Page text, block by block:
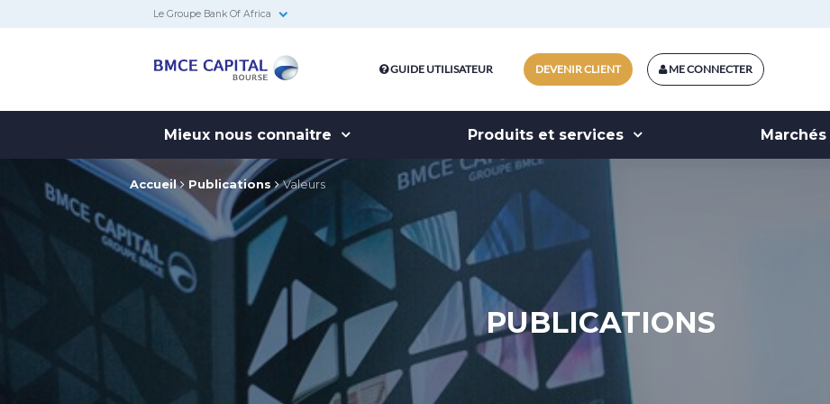
Le Groupe Bank Of Africa
Bourse
ME CONNECTER
DEVENIR CLIENT
GUIDE UTILISATEUR
Mieux nous connaitre Produits et services Marchés
Accueil Publications Valeurs
PUBLICATIONS